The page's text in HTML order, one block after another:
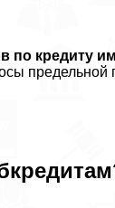
по кредиту
предельной